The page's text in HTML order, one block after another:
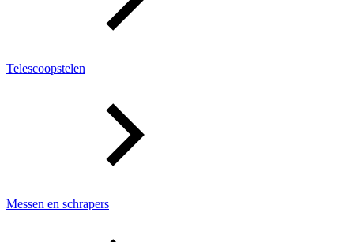
Telescoopstelen
Messen en schrapers